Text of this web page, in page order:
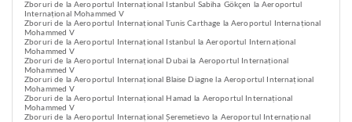
Zboruri de la Aeroportul Internațional Istanbul Sabiha Gökçen la Aeroportul
Internațional Mohammed V
Zboruri de la Aeroportul Internațional Tunis Carthage la Aeroportul Internațional
Mohammed V
Zboruri de la Aeroportul Internațional Istanbul la Aeroportul Internațional
Mohammed V
Zboruri de la Aeroportul Internațional Dubai la Aeroportul Internațional
Mohammed V
Zboruri de la Aeroportul Internațional Blaise Diagne la Aeroportul Internațional
Mohammed V
Zboruri de la Aeroportul Internațional Hamad la Aeroportul Internațional
Mohammed V
Zboruri de la Aeroportul Internațional Șeremetievo la Aeroportul Internațional